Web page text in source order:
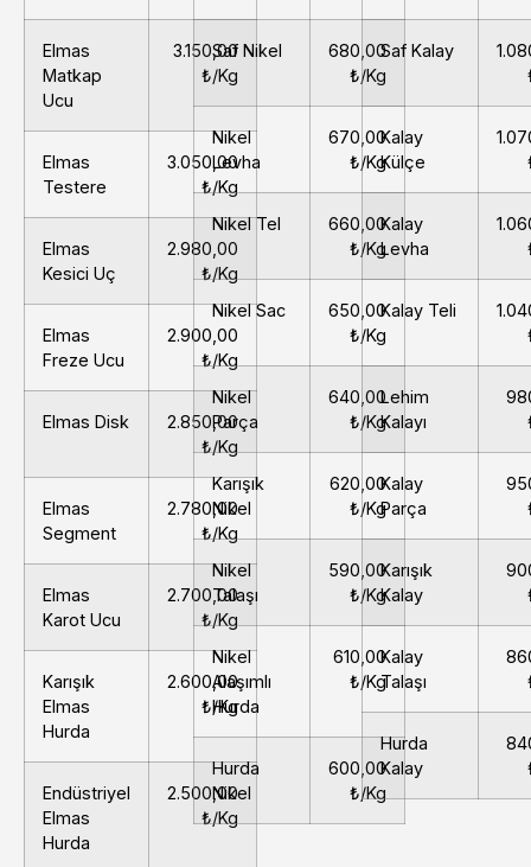
Elmas
Matkap
Ucu
3.150,00
₺/Kg
Elmas
Testere
3.050,00
₺/Kg
Elmas
Kesici Uç
2.980,00
₺/Kg
Elmas
Freze Ucu
2.900,00
₺/Kg
Elmas Disk
2.850,00
₺/Kg
Elmas
Segment
2.780,00
₺/Kg
Elmas
Karot Ucu
2.700,00
₺/Kg
Karışık
Elmas
Hurda
2.600,00
₺/Kg
Endüstriyel
Elmas
Hurda
2.500,00
₺/Kg
Saf Nikel
680,00
₺/Kg
Nikel
Levha
670,00
₺/Kg
Nikel Tel
660,00
₺/Kg
Nikel Sac
650,00
₺/Kg
Nikel
Parça
640,00
₺/Kg
Karışık
Nikel
620,00
₺/Kg
Nikel
Talaşı
590,00
₺/Kg
Nikel
Alaşımlı
Hurda
610,00
₺/Kg
Hurda
Nikel
600,00
₺/Kg
Saf Kalay
Kalay
Külçe
Kalay
Levha
Kalay Teli
Lehim
Kalayı
Kalay
Parça
Karışık
Kalay
Kalay
Talaşı
Hurda
Kalay